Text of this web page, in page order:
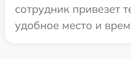
сотрудник привезет
удобное место и